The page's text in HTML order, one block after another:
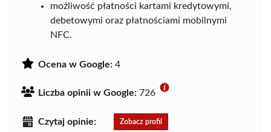
możliwość płatności kartami kredytowymi,
debetowymi oraz płatnościami mobilnymi
NFC.
Ocena w Google: 4
Liczba opinii w Google: 726
Czytaj opinie: Zobacz profil